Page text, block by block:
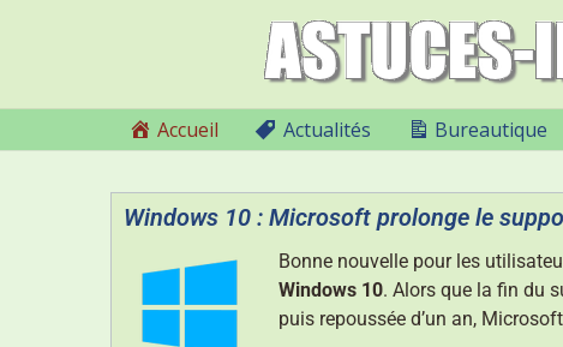
Accueil Actualités Bureautique
Windows 10 : Microsoft prolonge le
Bonne nouvelle pour les
Windows 10. Alors que la fin du
puis repoussée d’un an,